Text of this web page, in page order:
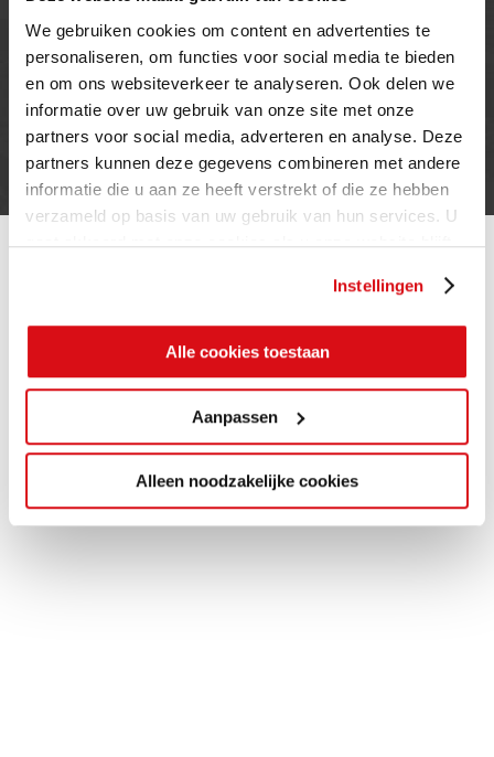
We gebruiken cookies om content en advertenties te
personaliseren, om functies voor social media te bieden
en om ons websiteverkeer te analyseren. Ook delen we
informatie over uw gebruik van onze site met onze
partners voor social media, adverteren en analyse. Deze
partners kunnen deze gegevens combineren met andere
informatie die u aan ze heeft verstrekt of die ze hebben
verzameld op basis van uw gebruik van hun services. U
gaat akkoord met onze cookies als u onze website blijft
Instellingen
Alle cookies toestaan
Aanpassen
Alleen noodzakelijke cookies
INFORMATIE
Privacy verklaring
Cookie beleid
Contact